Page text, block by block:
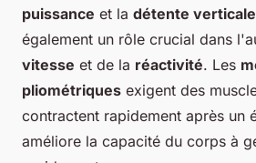
puissance et la détente verticale
également un rôle crucial dans
vitesse et de la réactivité. Les
pliométriques exigent des
contractent rapidement après un
améliore la capacité du corps à